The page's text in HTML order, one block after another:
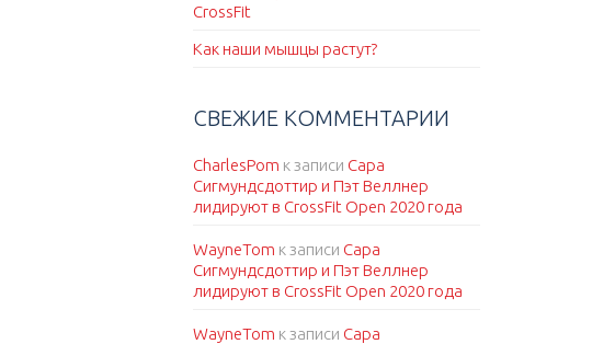
CrossFit
Как наши мышцы растут?
СВЕЖИЕ КОММЕНТАРИИ
CharlesPom к записи Сара
Сигмундсдоттир и Пэт Веллнер
лидируют в CrossFit Open 2020 года
WayneTom к записи Сара
Сигмундсдоттир и Пэт Веллнер
лидируют в CrossFit Open 2020 года
WayneTom к записи Сара